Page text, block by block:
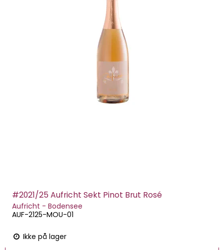
#2021/25 Aufricht Sekt Pinot Brut Rosé
Aufricht - Bodensee
AUF-2125-MOU-01
Ikke på lager